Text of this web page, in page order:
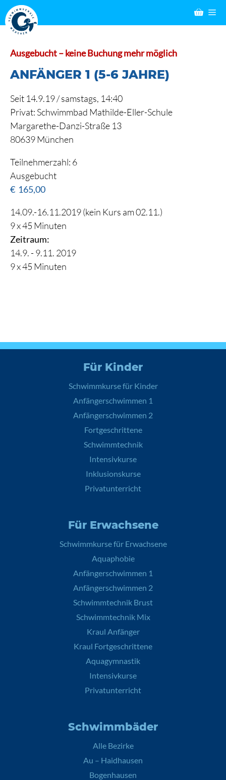
Zum
Inhalt
springen
Ausgebucht – keine Buchung mehr möglich
ANFÄNGER 1 (5-6 JAHRE)
Seit 14.9.19 / samstags, 14:40
Privat: Schwimmbad Mathilde-Eller-Schule
Margarethe-Danzi-Straße 13
80639 München
Teilnehmerzahl: 6
Ausgebucht
€ 165,00
14.09.-16.11.2019 (kein Kurs am 02.11.)
9 x 45 Minuten
Zeitraum:
14.9. - 9.11. 2019
9 x 45 Minuten
Für Kinder
Schwimmkurse für Kinder
Anfängerschwimmen 1
Anfängerschwimmen 2
Fortgeschrittene
Schwimmtechnik
Intensivkurse
Inklusionskurse
Privatunterricht
Für Erwachsene
Schwimmkurse für Erwachsene
Aquaphobie
Anfängerschwimmen 1
Anfängerschwimmen 2
Schwimmtechnik Brust
Schwimmtechnik Mix
Kraul Anfänger
Kraul Fortgeschrittene
Aquagymnastik
Intensivkurse
Privatunterricht
Schwimmbäder
Alle Bezirke
Au – Haidhausen
Bogenhausen